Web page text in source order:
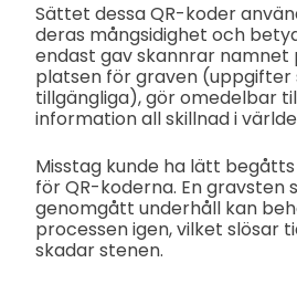
Sättet dessa QR-koder
deras mångsidighet och
endast gav skannrar namnet
platsen för graven (uppgifter
tillgängliga), gör omedelbar
information all skillnad i
Misstag kunde ha lätt
för QR-koderna. En gravsten
genomgått underhåll kan
processen igen, vilket slösar
skadar stenen.